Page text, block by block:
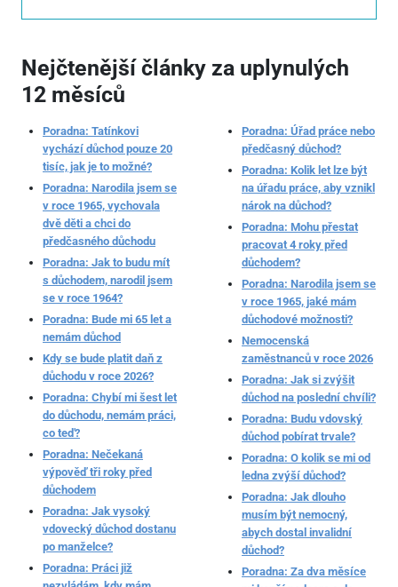
Nejčtenější články za uplynulých
12 měsíců
Poradna: Tatínkovi
vychází důchod pouze 20
tisíc, jak je to možné?
Poradna: Narodila jsem se
v roce 1965, vychovala
dvě děti a chci do
předčasného důchodu
Poradna: Jak to budu mít
s důchodem, narodil jsem
se v roce 1964?
Poradna: Bude mi 65 let a
nemám důchod
Kdy se bude platit daň z
důchodu v roce 2026?
Poradna: Chybí mi šest let
do důchodu, nemám práci,
co teď?
Poradna: Nečekaná
výpověď tři roky před
důchodem
Poradna: Jak vysoký
vdovecký důchod dostanu
po manželce?
Poradna: Práci již
Poradna: Úřad práce nebo
předčasný důchod?
Poradna: Kolik let lze být
na úřadu práce, aby vznikl
nárok na důchod?
Poradna: Mohu přestat
pracovat 4 roky před
důchodem?
Poradna: Narodila jsem se
v roce 1965, jaké mám
důchodové možnosti?
Nemocenská
zaměstnanců v roce 2026
Poradna: Jak si zvýšit
důchod na poslední chvíli?
Poradna: Budu vdovský
důchod pobírat trvale?
Poradna: O kolik se mi od
ledna zvýší důchod?
Poradna: Jak dlouho
musím být nemocný,
abych dostal invalidní
důchod?
Poradna: Za dva měsíce